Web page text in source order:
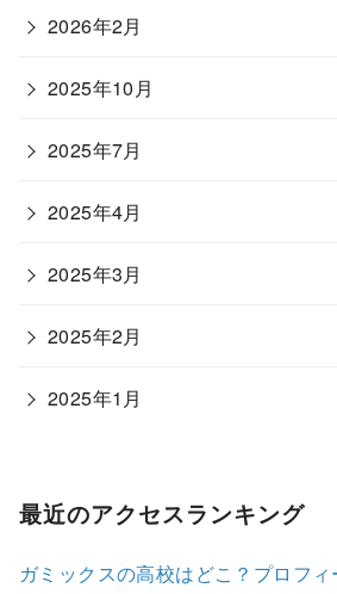
2026年2月
2025年10月
2025年7月
2025年4月
2025年3月
2025年2月
2025年1月
最近のアクセスランキング
ガミックスの高校はどこ？プロフィ